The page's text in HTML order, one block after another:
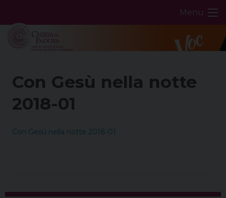
content
Menu
Con Gesù nella notte
2018-01
Con Gesù nella notte 2018-01